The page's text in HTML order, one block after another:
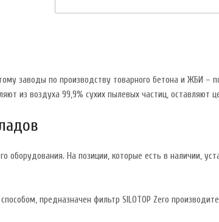
заводы по производству товарного бетона и ЖБИ –
из воздуха 99,9% сухих пылевых частиц,
оборудования. На позиции, которые есть в наличии,
предназначен фильтр SILOTOP Zero